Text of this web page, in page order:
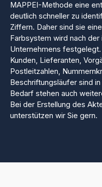
MAPPEI-Methode eine
deutlich schneller zu
Ziffern. Daher sind sie
Farbsystem wird nach
Unternehmens
Kunden, Lieferanten,
Postleitzahlen,
Beschriftungsläufer sind
Bedarf stehen auch
Bei der Erstellung des
unterstützen wir Sie gern.